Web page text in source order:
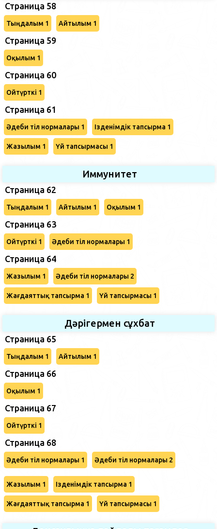
Страница 58
Тыңдалым 1 Айтылым 1
Страница 59
Оқылым 1
Страница 60
Ойтүрткі 1
Страница 61
Әдеби тіл нормалары 1 Ізденімдік тапсырма 1
Жазылым 1 Үй тапсырмасы 1
Иммунитет
Страница 62
Тыңдалым 1 Айтылым 1 Оқылым 1
Страница 63
Ойтүрткі 1 Әдеби тіл нормалары 1
Страница 64
Жазылым 1 Әдеби тіл нормалары 2
Жағдаяттық тапсырма 1 Үй тапсырмасы 1
Дәрігермен сұхбат
Страница 65
Тыңдалым 1 Айтылым 1
Страница 66
Оқылым 1
Страница 67
Ойтүрткі 1
Страница 68
Әдеби тіл нормалары 1 Әдеби тіл нормалары 2
Жазылым 1 Ізденімдік тапсырма 1
Жағдаяттық тапсырма 1 Үй тапсырмасы 1